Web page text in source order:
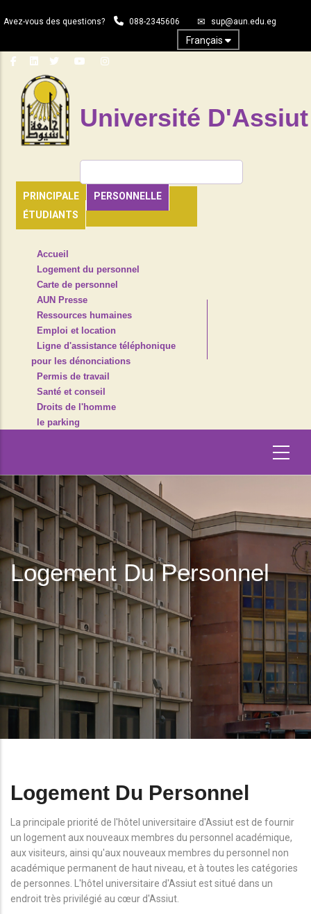
au
principal
Avez-vous des questions? 088-2345606 sup@aun.edu.eg
Français
Université D'Assiut
PRINCIPALE
PERSONNELLE
ÉTUDIANTS
HEADER
NAVIGATION
Accueil
Logement du personnel
Carte de personnel
AUN Presse
Ressources humaines
Emploi et location
Ligne d'assistance téléphonique
pour les dénonciations
Permis de travail
Santé et conseil
Droits de l'homme
le parking
Logement Du Personnel
Logement Du Personnel
La principale priorité de l'hôtel universitaire d'Assiut est de fournir
un logement aux nouveaux membres du personnel académique,
aux visiteurs, ainsi qu'aux nouveaux membres du personnel non
académique permanent de haut niveau, et à toutes les catégories
de personnes. L'hôtel universitaire d'Assiut est situé dans un
endroit très privilégié au cœur d'Assiut.